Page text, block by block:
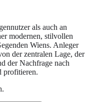
als auch an
modernen, stilvollen
Wiens. Anleger
der zentralen Lage, der
der Nachfrage nach
profitieren.